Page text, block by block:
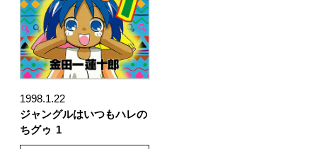
1998.1.22
ジャングルはいつもハレの
ちグゥ 1